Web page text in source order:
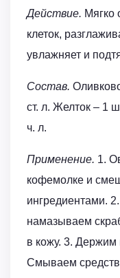
Действие. Мягко
клеток,
увлажняет и
Состав.
ст. л. Желток – 1
ч. л.
Применение. 1.
кофемолке и
ингредиентами.
намазываем
в кожу. 3. Держим
Смываем